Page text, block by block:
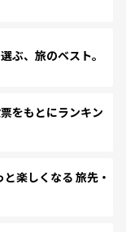
、旅のベスト。
をもとにランキン
楽しくなる 旅先・